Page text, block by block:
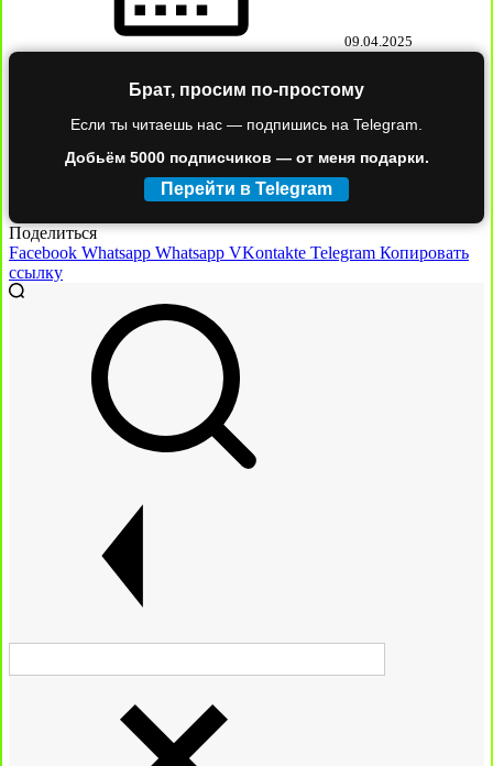
09.04.2025
Брат, просим по-простому
Если ты читаешь нас — подпишись на Telegram.
Добьём 5000 подписчиков — от меня подарки.
Перейти в Telegram
Поделиться
Facebook Whatsapp Whatsapp VKontakte Telegram Копировать
ссылку